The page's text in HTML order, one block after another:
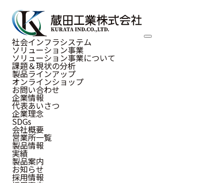
社会インフラシステム
ソリューション事業
ソリューション事業について
課題＆現状の分析
製品ラインアップ
オンラインショップ
お問い合わせ
企業情報
代表あいさつ
企業理念
SDGs
会社概要
営業所一覧
製品情報
実績
製品案内
お知らせ
採用情報
自立式浸水防止バリア
洪水リスクを軽減
自立式浸水